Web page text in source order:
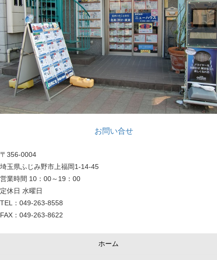
お問い合せ
〒356-0004
埼玉県ふじみ野市上福岡1-14-45
営業時間 10：00～19：00
定休日 水曜日
TEL：049-263-8558
FAX：049-263-8622
ホーム